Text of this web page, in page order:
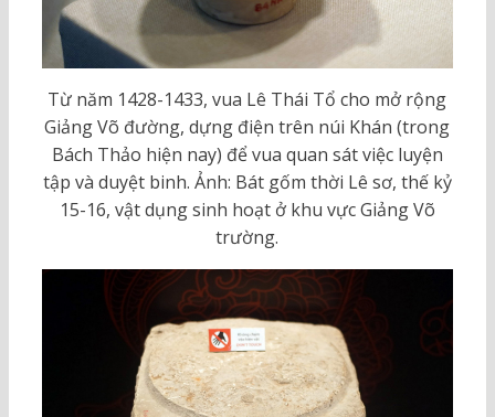
Từ năm 1428-1433, vua Lê Thái Tổ cho mở rộng
Giảng Võ đường, dựng điện trên núi Khán (trong
Bách Thảo hiện nay) để vua quan sát việc luyện
tập và duyệt binh. Ảnh: Bát gốm thời Lê sơ, thế kỷ
15-16, vật dụng sinh hoạt ở khu vực Giảng Võ
trường.